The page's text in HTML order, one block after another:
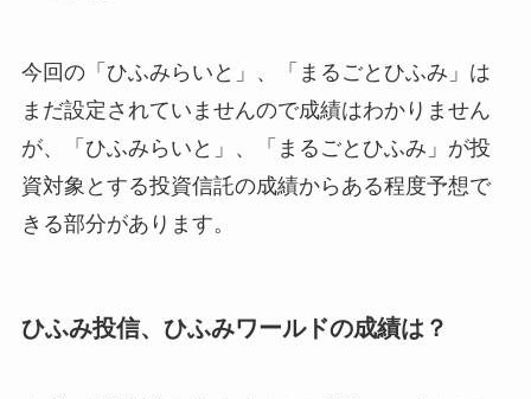
今回の「ひふみらいと」、「まるごとひふみ」は
まだ設定されていませんので成績はわかりません
が、「ひふみらいと」、「まるごとひふみ」が投
資対象とする投資信託の成績からある程度予想で
きる部分があります。
ひふみ投信、ひふみワールドの成績は？